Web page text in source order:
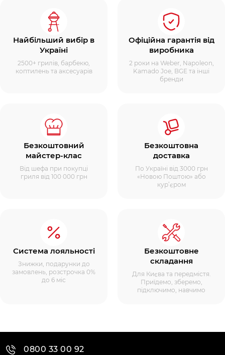
Найбільший вибір в
Україні
2500+ грилів, барбекю,
коптилень та аксесуарів
Офіційна гарантія від
виробника
2 роки на Weber, Napoleon,
Kamado Joe, BGE та інші
бренди
Безкоштовний
майстер-клас
Від шефа при покупці
гриля від 100 000 грн
Безкоштовна
доставка
По Україні від 3000 грн
«Новою Поштою» або
кур’єром
Система лояльності
Знижки, подарунки до
замовлень, розстрочка 0%
до 6 міс
Безкоштовне
складання
Для Києва та передмістя.
Приїдемо, зберемо,
підключимо, навчимо
0800 33 00 92